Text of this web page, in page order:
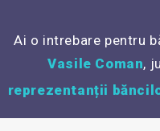
Ai o intrebare pentru
Vasile Coman,
reprezentanții